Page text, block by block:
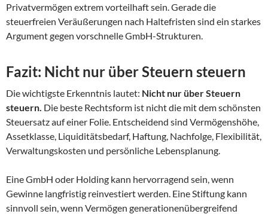
Privatvermögen extrem vorteilhaft sein. Gerade die
steuerfreien Veräußerungen nach Haltefristen sind ein starkes
Argument gegen vorschnelle GmbH-Strukturen.
Fazit: Nicht nur über Steuern steuern
Die wichtigste Erkenntnis lautet: Nicht nur über Steuern
steuern. Die beste Rechtsform ist nicht die mit dem schönsten
Steuersatz auf einer Folie. Entscheidend sind Vermögenshöhe,
Assetklasse, Liquiditätsbedarf, Haftung, Nachfolge, Flexibilität,
Verwaltungskosten und persönliche Lebensplanung.
Eine GmbH oder Holding kann hervorragend sein, wenn
Gewinne langfristig reinvestiert werden. Eine Stiftung kann
sinnvoll sein, wenn Vermögen generationenübergreifend